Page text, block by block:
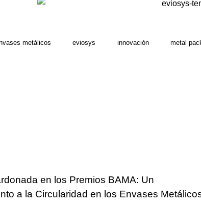
metálicos eviosys innovación metal
en los Premios BAMA: Un
a la Circularidad en los Envases